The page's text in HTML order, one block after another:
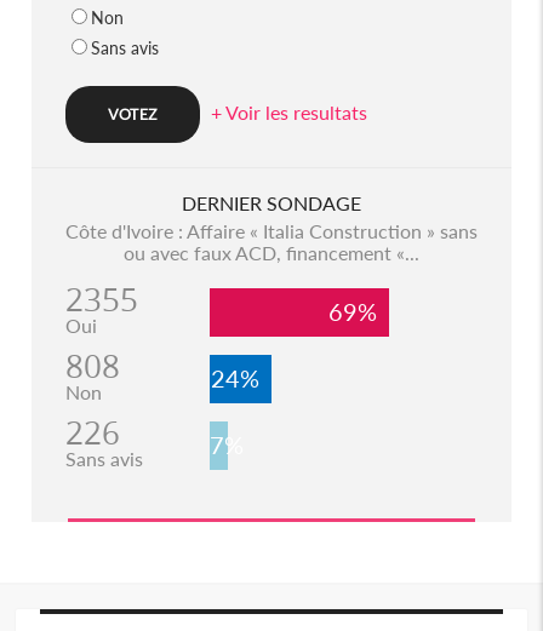
Non
Sans avis
+ Voir les resultats
DERNIER SONDAGE
Côte d'Ivoire : Affaire « Italia Construction » sans
ou avec faux ACD, financement «...
2355
Oui 69%
808
Non 24%
226
Sans avis 7%